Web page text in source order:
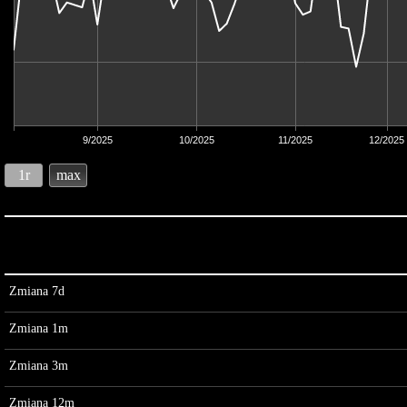
9/2025 10/2025 11/2025 12/2025
1r max
Zmiana 7d
Zmiana 1m
Zmiana 3m
Zmiana 12m